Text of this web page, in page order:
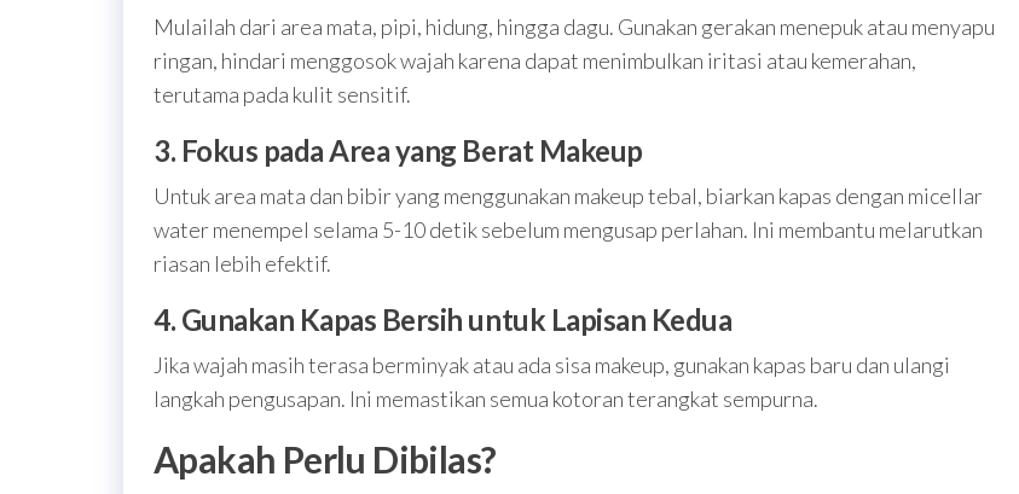
Mulailah dari area mata, pipi, hidung, hingga dagu. Gunakan gerakan menepuk atau menyapu
ringan, hindari menggosok wajah karena dapat menimbulkan iritasi atau kemerahan,
terutama pada kulit sensitif.
3. Fokus pada Area yang Berat Makeup
Untuk area mata dan bibir yang menggunakan makeup tebal, biarkan kapas dengan micellar
water menempel selama 5-10 detik sebelum mengusap perlahan. Ini membantu melarutkan
riasan lebih efektif.
4. Gunakan Kapas Bersih untuk Lapisan Kedua
Jika wajah masih terasa berminyak atau ada sisa makeup, gunakan kapas baru dan ulangi
langkah pengusapan. Ini memastikan semua kotoran terangkat sempurna.
Apakah Perlu Dibilas?